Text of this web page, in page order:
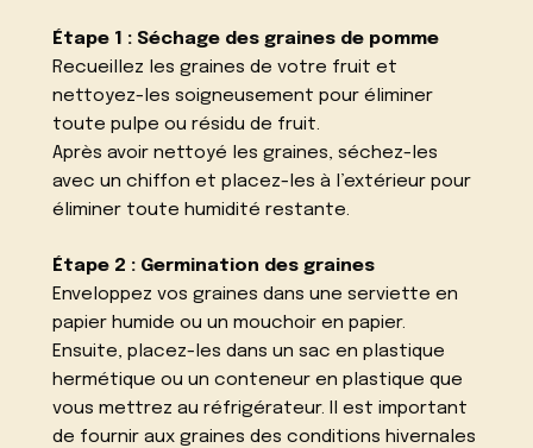
Étape 1 : Séchage des graines de pomme
Recueillez les graines de votre fruit et
nettoyez-les soigneusement pour éliminer
toute pulpe ou résidu de fruit.
Après avoir nettoyé les graines, séchez-les
avec un chiffon et placez-les à l’extérieur pour
éliminer toute humidité restante.
Étape 2 : Germination des graines
Enveloppez vos graines dans une serviette en
papier humide ou un mouchoir en papier.
Ensuite, placez-les dans un sac en plastique
hermétique ou un conteneur en plastique que
vous mettrez au réfrigérateur. Il est important
de fournir aux graines des conditions hivernales